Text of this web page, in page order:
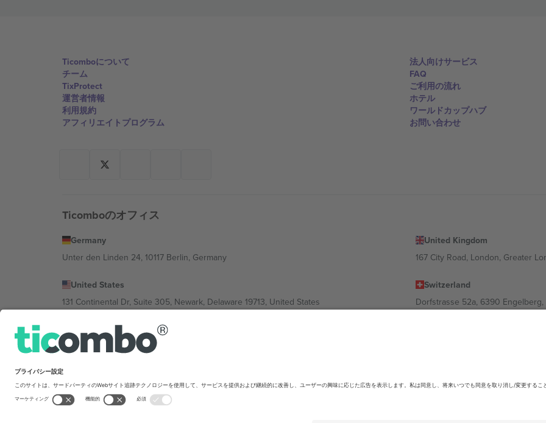
Ticomboについて
チーム
TixProtect
運営者情報
利用規約
アフィリエイトプログラム
法人向けサービス
FAQ
ご利用の流れ
ホテル
ワールドカップハブ
お問い合わせ
Ticomboのオフィス
Germany
Unter den Linden 24, 10117 Berlin, Germany
United Kingdom
167 City Road, London, Greater
United States
131 Continental Dr, Suite 305, Newark, Delaware 19713, United States
Switzerland
Dorfstrasse 52a, 6390
Bulgaria
Regus Sofia City West, bul Totleben 53-55, 1606 Sofia, Bulgaria
Av Chapultepec 360, Roma Norte, Cuauhtémoc, 06700 Ciudad de México, CDMX, Mexico